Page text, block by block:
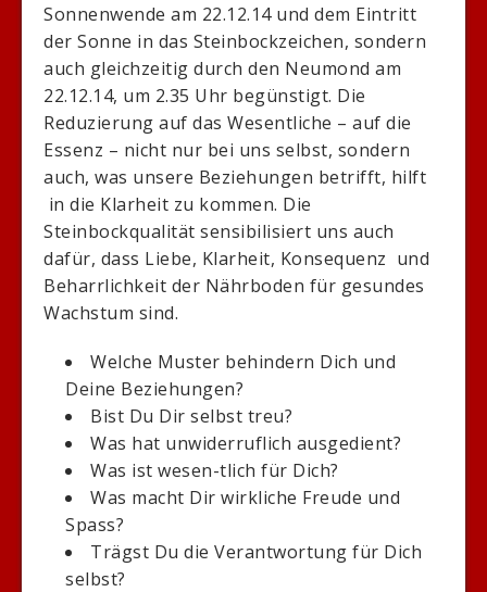
Sonnenwende am 22.12.14 und dem Eintritt
der Sonne in das Steinbockzeichen, sondern
auch gleichzeitig durch den Neumond am
22.12.14, um 2.35 Uhr begünstigt. Die
Reduzierung auf das Wesentliche – auf die
Essenz – nicht nur bei uns selbst, sondern
auch, was unsere Beziehungen betrifft, hilft
in die Klarheit zu kommen. Die
Steinbockqualität sensibilisiert uns auch
dafür, dass Liebe, Klarheit, Konsequenz und
Beharrlichkeit der Nährboden für gesundes
Wachstum sind.
Welche Muster behindern Dich und
Deine Beziehungen?
Bist Du Dir selbst treu?
Was hat unwiderruflich ausgedient?
Was ist wesen-tlich für Dich?
Was macht Dir wirkliche Freude und
Spass?
Trägst Du die Verantwortung für Dich
selbst?